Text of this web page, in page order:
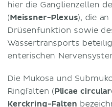
hier die Ganglienzellen
(Meissner-Plexus), die
Drüsenfunktion sowie
Wassertransports
enterischen
Die Mukosa und
Ringfalten (Plicae
Kerckring-Falten